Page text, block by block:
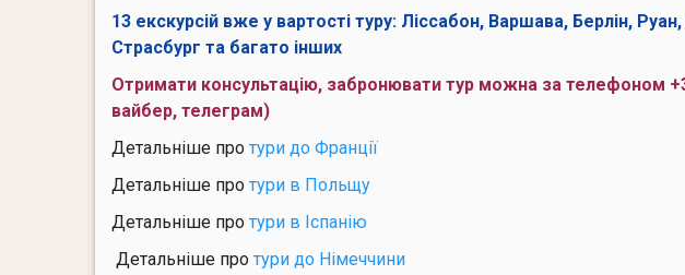
13 екскурсій вже у вартості туру: Ліссабон, Варшава, Берлін,
Страсбург та багато інших
Отримати консультацію, забронювати тур можна за телефоном
вайбер, телеграм)
Детальніше про тури до Франції
Детальніше про тури в Польщу
Детальніше про тури в Іспанію
Детальніше про тури до Німеччини